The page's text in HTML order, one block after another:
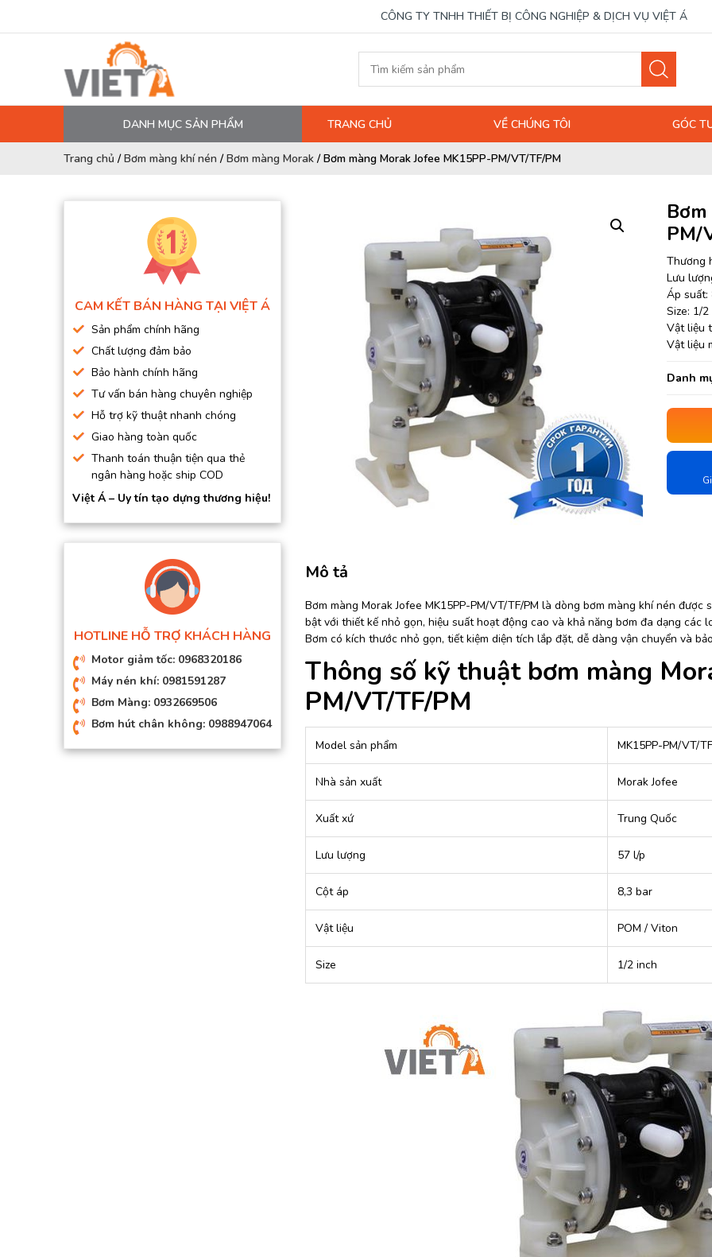
CÔNG TY TNHH THIẾT BỊ CÔNG NGHIỆP & DỊCH VỤ VIỆT Á
DANH MỤC SẢN PHẨM
MÁY NÉN KHÍ
DẦU MÁY NÉN KHÍ
DÂY HƠI, ỐNG HƠI
BƠM MÀNG KHÍ NÉN
BƠM HÚT CHÂN KHÔNG
BƠM ĐỊNH LƯỢNG
MOTOR, HỘP GIẢM TỐC
MÁY TẠO KHÍ NITO
TRANG CHỦ VỀ CHÚNG TÔI GÓC
Trang chủ /Bơm màng khí nén /Bơm màng Morak /Bơm màng Morak Jofee MK15PP-PM/VT/TF/PM
CAM KẾT BÁN HÀNG TẠI VIỆT Á
Sản phẩm chính hãng
Chất lượng đảm bảo
Bảo hành chính hãng
Tư vấn bán hàng chuyên nghiệp
Hỗ trợ kỹ thuật nhanh chóng
Giao hàng toàn quốc
Thanh toán thuận tiện qua thẻ
ngân hàng hoặc ship COD
Việt Á – Uy tín tạo dựng thương hiệu!
HOTLINE HỖ TRỢ KHÁCH HÀNG
Motor giảm tốc: 0968320186
Máy nén khí: 0981591287
Bơm Màng: 0932669506
Bơm hút chân không: 0988947064
PM/
Thương
Lưu
Áp suất:
Size: 1/2
Vật liệu
Vật liệu
Danh
Mô tả
Bơm màng Morak Jofee MK15PP-PM/VT/TF/PM là dòng bơm màng khí nén
bật với thiết kế nhỏ gọn, hiệu suất hoạt động cao và khả năng bơm đa dạng các
Bơm có kích thước nhỏ gọn, tiết kiệm diện tích lắp đặt, dễ dàng vận chuyển và
Thông số kỹ thuật bơm màng
PM/VT/TF/PM
Model sản phẩm MK15PP-PM/VT/
Nhà sản xuất Morak Jofee
Xuất xứ Trung Quốc
Lưu lượng 57 l/p
Cột áp 8,3 bar
Vật liệu POM / Viton
Size 1/2 inch